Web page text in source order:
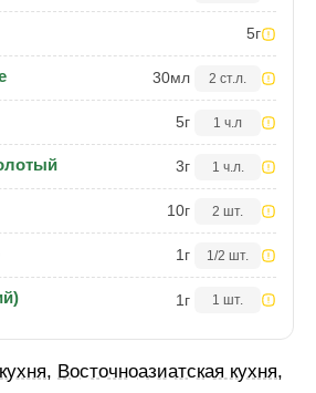
5г
30мл 2 ст.л.
5г 1 ч.л
3г 1 ч.л.
10г 2 шт.
1 г 1/2 шт.
1 г 1 шт.
, Восточноазиатская кухня,